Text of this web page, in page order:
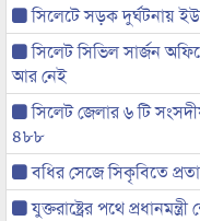
সিলেটে সড়ক দুর্ঘটনায়
সিলেট সিভিল সার্জন
আর নেই
সিলেট জেলার ৬ টি
৪৮৮
বধির সেজে সিকৃবিতে
যুক্তরাষ্ট্রের পথে